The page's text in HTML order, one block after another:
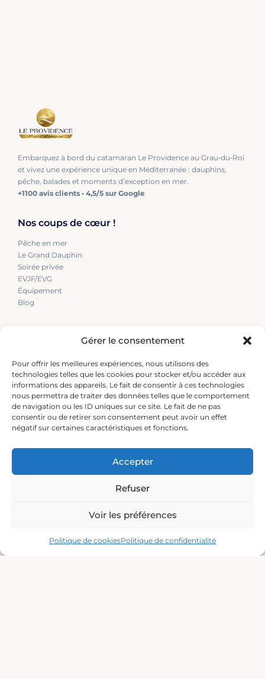
Gérer le consentement
Pour offrir les meilleures expériences, nous utilisons des
technologies telles que les cookies pour stocker et/ou accéder aux
informations des appareils. Le fait de consentir à ces technologies
nous permettra de traiter des données telles que le comportement
de navigation ou les ID uniques sur ce site. Le fait de ne pas
consentir ou de retirer son consentement peut avoir un effet
négatif sur certaines caractéristiques et fonctions.
Accepter
Refuser
Voir les préférences
Politique de cookiesPolitique de confidentialité
Embarquez à bord du catamaran Le Providence au Grau‑du‑Roi
et vivez une expérience unique en Méditerranée : dauphins,
pêche, balades et moments d’exception en mer.
+1100 avis clients • 4,5/5 sur Google
Nos coups de cœur !
Pêche en mer
Le Grand Dauphin
Soirée privée
EVJF/EVG
Équipement
Blog
+33 (0)6 08 00 69 37
leprovidence@orange.fr
Notre adresse
1 Quai Colbert, 30240 Le Grau‑du‑Roi
Cliquez pour accepter les cookies
marketing et activer ce contenu